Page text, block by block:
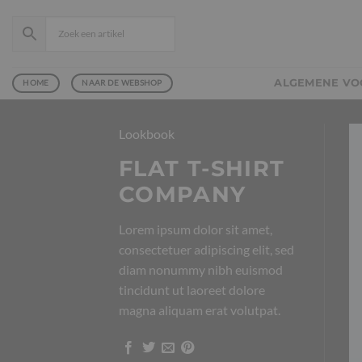
naar
HOME NAAR DE WEBSHOP ALGEMENE
Lookbook
FLAT T-SHIRT
COMPANY
Lorem ipsum dolor sit amet,
consectetuer adipiscing elit, sed
diam nonummy nibh euismod
tincidunt ut laoreet dolore
magna aliquam erat volutpat.